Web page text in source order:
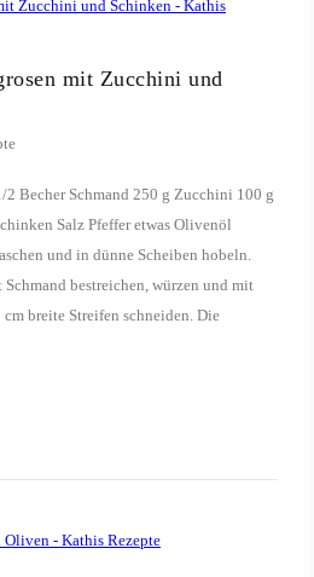
mit Zucchini und
Becher Schmand 250 g Zucchini 100 g
Salz Pfeffer etwas Olivenöl
und in dünne Scheiben hobeln.
bestreichen, würzen und mit
breite Streifen schneiden. Die